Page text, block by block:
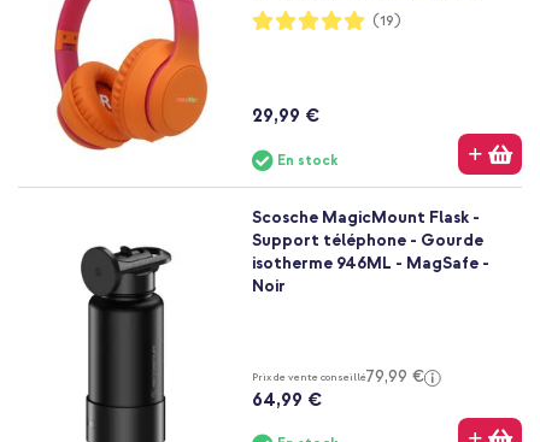
Notation:
100%
(19)
29,99 €
En stock
Scosche MagicMount Flask -
Support téléphone - Gourde
isotherme 946ML - MagSafe -
Noir
Prix de vente conseillé79,99 €
64,99 €